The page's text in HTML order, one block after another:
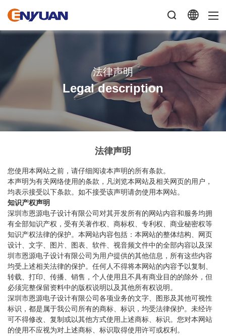
法律声明
Legal description
法律声明
您使用本网站之前，请仔细阅读本声明的所有条款。
本声明为有关网络使用的条款，凡浏览本网站及相关网页的用户，
均表示接受以下条款。如不接受该声明请勿使用本网站。
知识产权声明
深圳市恩源电子设计有限公司对其开发所有的网站内容和服务均拥
有全部知识产权，受有关著作权、商标权、专利权、商业秘密权等
知识产权法律的保护。本网站内容包括：本网站的整体结构、网页
设计、文字、图片、图表、软件、视音频文件中的全部内容以及深
圳市恩源电子设计有限公司为用户提供的其他信息，所有这些内容
均受上述相关法律的保护。任何人不得将本网站的内容予以复制、
转载、打印、传播、销售，个人使用且不具有商业目的的除外，但
必须完整保留资料中的版权说明以及其他所有权说明。
深圳市恩源电子设计有限公司各项业务的文字、图形及其他可视性
标识，都是属于我公司所有的商标、标识，均受法律保护。未经许
可不得修改、复制或以其他方式使用上述商标、标识。您对本网站
的使用不应视为对上述商标、标识取得使用许可或权利。